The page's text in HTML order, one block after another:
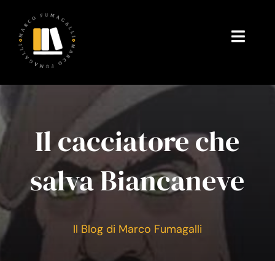
contenuto
Toggle
Gallerie fotografiche
Il mio Blog
Shop
Il cacciatore che
salva Biancaneve
Il Blog di Marco Fumagalli